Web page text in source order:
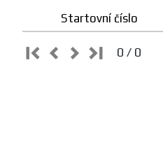
Startovní číslo
0 / 0